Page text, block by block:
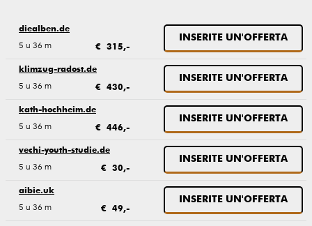
diealben.de
5 u 36 m € 315,-
INSERITE UN'OFFERTA
klimzug-radost.de
5 u 36 m € 430,-
INSERITE UN'OFFERTA
kath-hochheim.de
5 u 36 m € 446,-
INSERITE UN'OFFERTA
vechi-youth-studie.de
5 u 36 m € 30,-
INSERITE UN'OFFERTA
aibie.uk
5 u 36 m € 49,-
INSERITE UN'OFFERTA